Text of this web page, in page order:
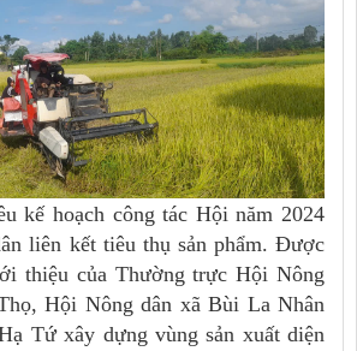
kế hoạch công tác Hội năm 2024
liên kết tiêu thụ sản phẩm. Được
thiệu của Thường trực Hội Nông
Hội Nông dân xã Bùi La Nhân
Tứ xây dựng vùng sản xuất diện